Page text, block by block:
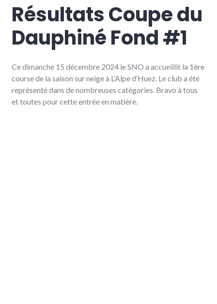
Résultats Coupe du
Dauphiné Fond #1
Ce dimanche 15 décembre 2024 le SNO a accueillit la 1ère
course de la saison sur neige à L’Alpe d’Huez. Le club a été
représenté dans de nombreuses catégories. Bravo à tous
et toutes pour cette entrée en matière.